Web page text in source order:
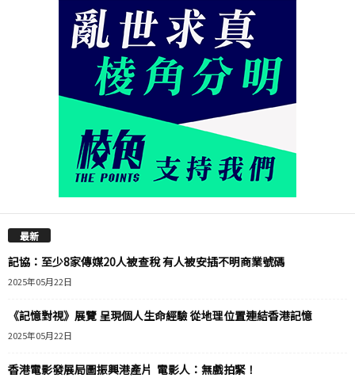
最新
記協：至少8家傳媒20人被查稅 有人被安插不明商業號碼
2025年05月22日
《記憶對視》展覽 呈現個人生命經驗 從地理位置連結香港記憶
2025年05月22日
香港電影發展局圖振興港產片 電影人：無戲拍緊！